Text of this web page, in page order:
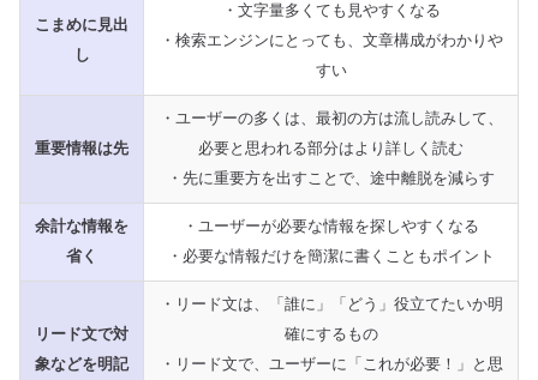
こまめに見出
し
・文字量多くても見やすくなる
・検索エンジンにとっても、文章構成がわかりや
すい
重要情報は先
・ユーザーの多くは、最初の方は流し読みして、
必要と思われる部分はより詳しく読む
・先に重要方を出すことで、途中離脱を減らす
余計な情報を
省く
・ユーザーが必要な情報を探しやすくなる
・必要な情報だけを簡潔に書くこともポイント
リード文で対
象などを明記
・リード文は、「誰に」「どう」役立てたいか明
確にするもの
・リード文で、ユーザーに「これが必要！」と思